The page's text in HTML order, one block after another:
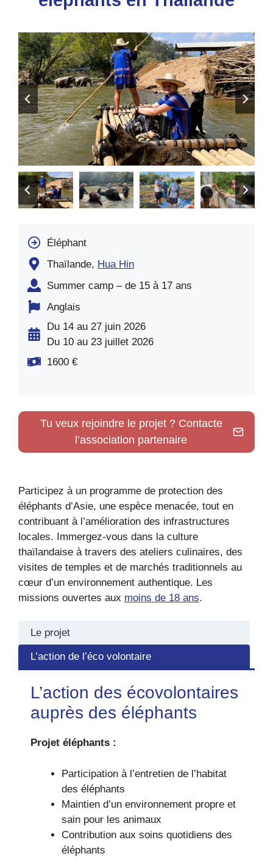
Éléphant
Thaïlande, Hua Hin
Summer camp – de 15 à 17 ans
Anglais
Du 14 au 27 juin 2026
Du 10 au 23 juillet 2026
1600 €
Tu veux rejoindre le projet ? Contacte
l’association partenaire
Participez à un programme de protection des
éléphants d’Asie, une espèce menacée, tout en
contribuant à l’amélioration des infrastructures
locales. Immergez-vous dans la culture
thaïlandaise à travers des ateliers culinaires, des
visites de temples et de marchés traditionnels au
cœur d’un environnement authentique. Les
missions ouvertes aux moins de 18 ans.
Le projet
L’action de l’éco volontaire
L’action des écovolontaires
auprès des éléphants
Projet éléphants :
Participation à l’entretien de l’habitat
des éléphants
Maintien d’un environnement propre et
sain pour les animaux
Contribution aux soins quotidiens des
éléphants